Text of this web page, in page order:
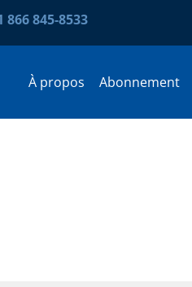
866 845‑8533
À propos Abonnement